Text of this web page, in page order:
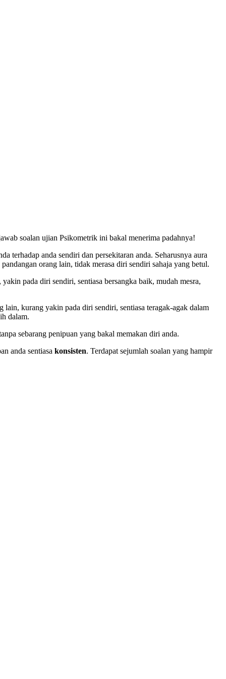
soalan ujian Psikometrik ini bakal menerima padahnya!
terhadap anda sendiri dan persekitaran anda. Seharusnya aura
orang lain, tidak merasa diri sendiri sahaja yang betul.
pada diri sendiri, sentiasa bersangka baik, mudah mesra,
kurang yakin pada diri sendiri, sentiasa teragak-agak dalam
dalam.
sebarang penipuan yang bakal memakan diri anda.
anda sentiasa konsisten. Terdapat sejumlah soalan yang hampir